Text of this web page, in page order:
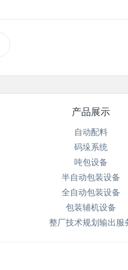
产品展示
自动配料
码垛系统
吨包设备
半自动包装设备
全自动包装设备
包装辅机设备
整厂技术规划输出服